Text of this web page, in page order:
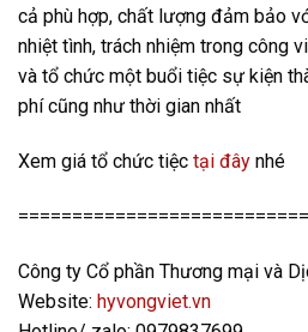
cả phù hợp, chất lượng đảm bảo
nhiệt tình, trách nhiệm trong công
và tổ chức một buổi tiệc sự kiện
phí cũng như thời gian nhất
Xem giá tổ chức tiệc tại đây nhé
Công ty Cổ phần Thương mại và
Website: hyvongviet.vn